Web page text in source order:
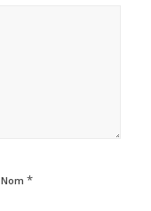
Nom *